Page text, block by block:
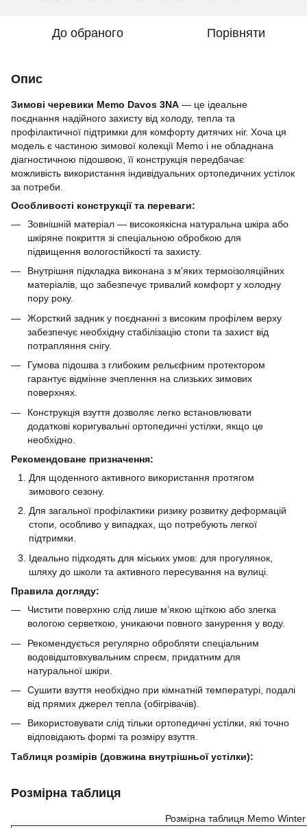
До обраного Порівняти
Опис
Зимові черевики Memo Davos 3NA — це ідеальне
поєднання надійного захисту від холоду, тепла та
профілактичної підтримки для комфорту дитячих ніг. Хоча ця
модель є частиною зимової колекції Memo і не обладнана
діагностичною підошвою, її конструкція передбачає
можливість використання індивідуальних ортопедичних устілок
за потреби.
Особливості конструкції та переваги:
Зовнішній матеріал — високоякісна натуральна шкіра або
шкіряне покриття зі спеціальною обробкою для
підвищення вологостійкості та захисту.
Внутрішня підкладка виконана з м'яких термоізоляційних
матеріалів, що забезпечує тривалий комфорт у холодну
пору року.
Жорсткий задник у поєднанні з високим профілем верху
забезпечує необхідну стабілізацію стопи та захист від
потрапляння снігу.
Гумова підошва з глибоким рельєфним протектором
гарантує відмінне зчеплення на слизьких зимових
поверхнях.
Конструкція взуття дозволяє легко встановлювати
додаткові коригувальні ортопедичні устілки, якщо це
необхідно.
Рекомендоване призначення:
Для щоденного активного використання протягом
зимового сезону.
Для загальної профілактики ризику розвитку деформацій
стопи, особливо у випадках, що потребують легкої
підтримки.
Ідеально підходять для міських умов: для прогулянок,
шляху до школи та активного пересування на вулиці.
Правила догляду:
Чистити поверхню слід лише м’якою щіткою або злегка
вологою серветкою, уникаючи повного занурення у воду.
Рекомендується регулярно обробляти спеціальним
водовідштовхувальним спреєм, придатним для
натуральної шкіри.
Сушити взуття необхідно при кімнатній температурі, подалі
від прямих джерел тепла (обігрівачів).
Використовувати слід тільки ортопедичні устілки, які точно
відповідають формі та розміру взуття.
Таблиця розмірів (довжина внутрішньої устілки):
Розмірна таблиця
Розмірна таблиця Memo Winter